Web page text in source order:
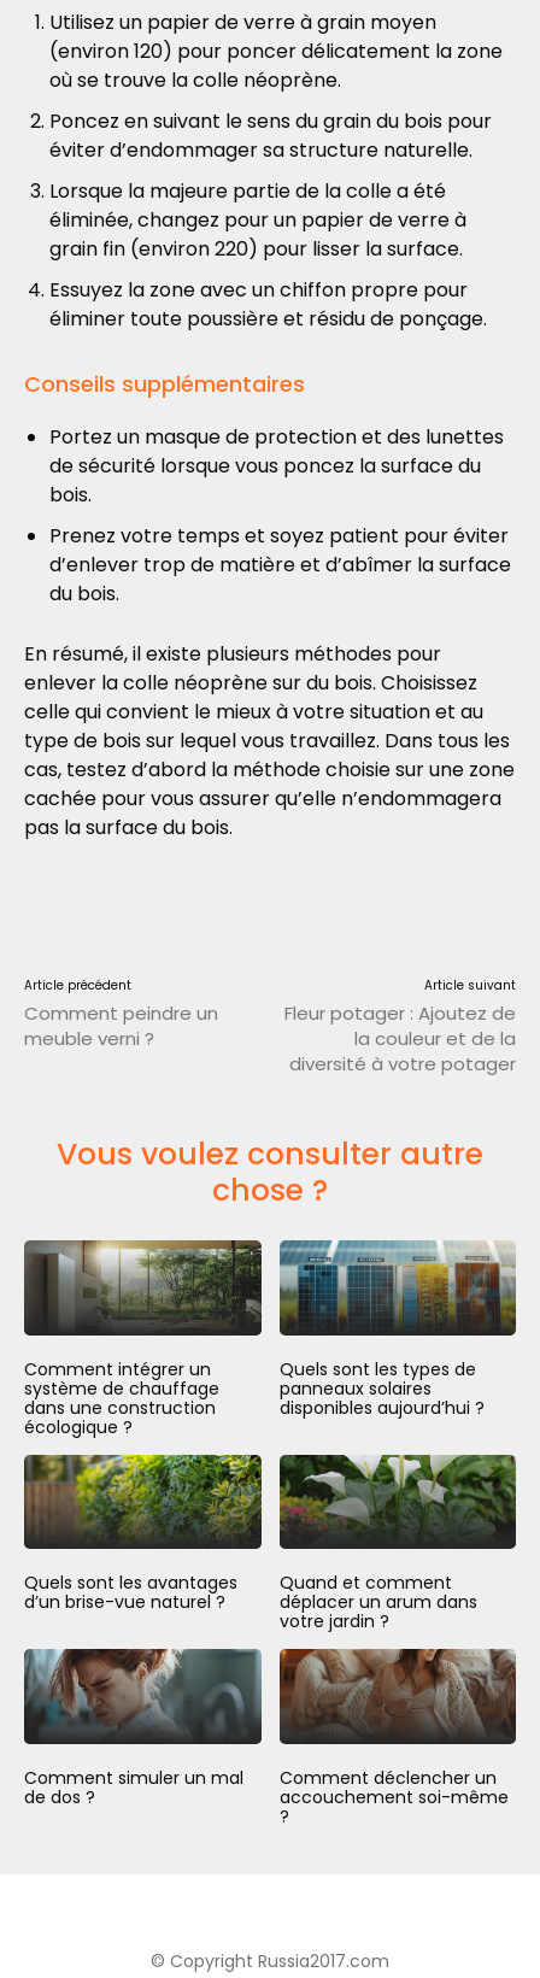
Utilisez un papier de verre à grain moyen
(environ 120) pour poncer délicatement la zone
où se trouve la colle néoprène.
Poncez en suivant le sens du grain du bois pour
éviter d’endommager sa structure naturelle.
Lorsque la majeure partie de la colle a été
éliminée, changez pour un papier de verre à
grain fin (environ 220) pour lisser la surface.
Essuyez la zone avec un chiffon propre pour
éliminer toute poussière et résidu de ponçage.
Conseils supplémentaires
Portez un masque de protection et des lunettes
de sécurité lorsque vous poncez la surface du
bois.
Prenez votre temps et soyez patient pour éviter
d’enlever trop de matière et d’abîmer la surface
du bois.
En résumé, il existe plusieurs méthodes pour
enlever la colle néoprène sur du bois. Choisissez
celle qui convient le mieux à votre situation et au
type de bois sur lequel vous travaillez. Dans tous les
cas, testez d’abord la méthode choisie sur une zone
cachée pour vous assurer qu’elle n’endommagera
pas la surface du bois.
Article précédent
Comment peindre un
meuble verni ?
Article suivant
Fleur potager : Ajoutez de
la couleur et de la
diversité à votre potager
Vous voulez consulter autre
chose ?
Comment intégrer un
système de chauffage
dans une construction
écologique ?
Quels sont les types de
panneaux solaires
disponibles aujourd’hui ?
Quels sont les avantages
d’un brise-vue naturel ?
Quand et comment
déplacer un arum dans
votre jardin ?
Comment simuler un mal
de dos ?
Comment déclencher un
accouchement soi-même
?
© Copyright Russia2017.com